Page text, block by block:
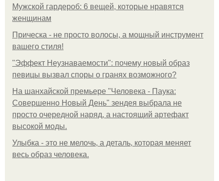
Мужской гардероб: 6 вещей, которые нравятся
женщинам
Прическа - не просто волосы, а мощный инструмент
вашего стиля!
"Эффект Неузнаваемости": почему новый образ
певицы вызвал споры о гранях возможного?
На шанхайской премьере "Человека - Паука:
Совершенно Новый День" зендея выбрала не
просто очередной наряд, а настоящий артефакт
высокой моды.
Улыбка - это не мелочь, а деталь, которая меняет
весь образ человека.